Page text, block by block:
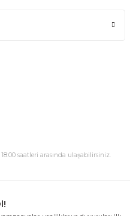
saatleri arasında ulaşabilirsiniz.